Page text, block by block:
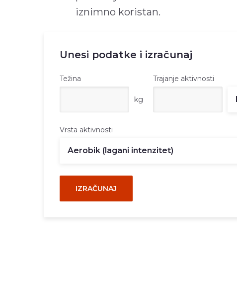
iznimno koristan.
Unesi podatke i izračunaj
Težina
kg
Trajanje aktivnosti
Vrsta aktivnosti
IZRAČUNAJ